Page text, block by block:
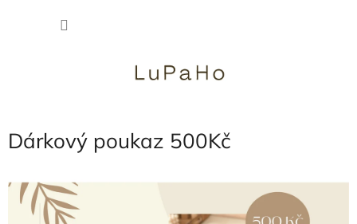
Dárkový poukaz 500Kč